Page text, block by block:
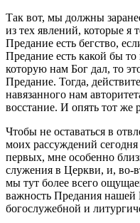
Так вот, мы должны
из тех явлений, которые я
Предание есть бегство,
Предание есть какой бы
которую нам Бог дал, то
Предание. Тогда,
навязанного нам
восстание. И опять тот же
Чтобы не оставаться в
моих рассуждений
первых, мне особенно
служения в Церкви, и, во-
мы тут более всего
важность Предания
богослужебной и